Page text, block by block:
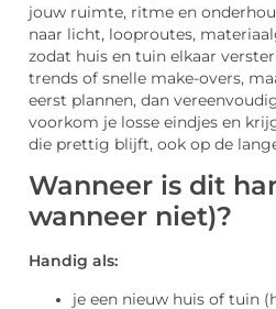
jouw ruimte, ritme en
naar licht, looproutes,
zodat huis en tuin elkaar
trends of snelle make-overs,
eerst plannen, dan
voorkom je losse eindjes en
die prettig blijft, ook op de
Wanneer is dit
wanneer niet)?
Handig als:
je een nieuw huis of tuin